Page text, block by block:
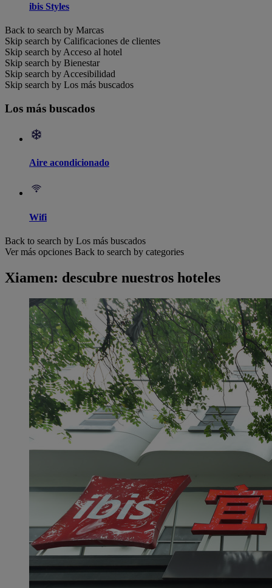
ibis Styles
Back to search by Marcas
Skip search by Calificaciones de clientes
Skip search by Acceso al hotel
Skip search by Bienestar
Skip search by Accesibilidad
Skip search by Los más buscados
Los más buscados
Aire acondicionado
Wifi
Back to search by Los más buscados
Ver más opciones Back to search by categories
Xiamen: descubre nuestros hoteles